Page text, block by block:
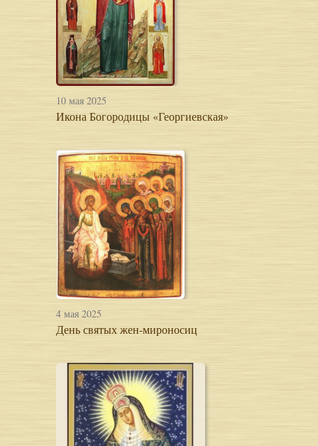
10 мая 2025
Икона Богородицы «Георгиевская»
4 мая 2025
День святых жен-мироносиц